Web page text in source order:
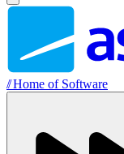
//Home of Software